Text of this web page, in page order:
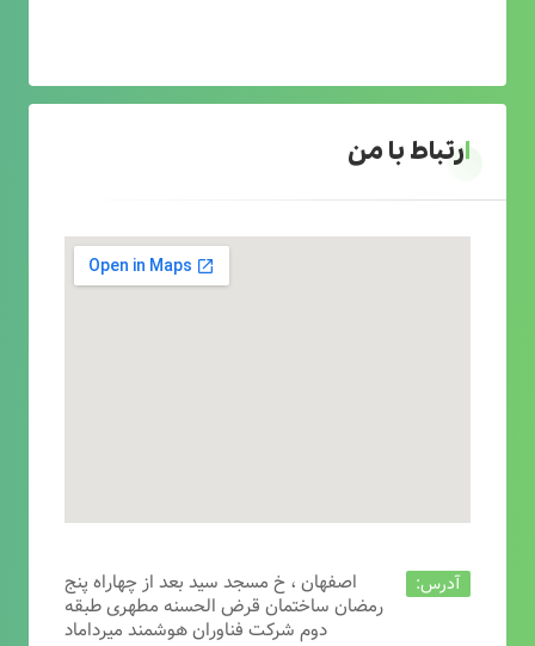
ارتباط با من
آدرس:
اصفهان ، خ مسجد سید بعد از چهاراه پنج
رمضان ساختمان قرض الحسنه مطهری طبقه
دوم شرکت فناوران هوشمند میرداماد